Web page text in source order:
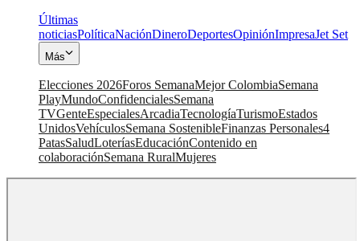
Últimas
noticiasPolíticaNaciónDineroDeportesOpiniónImpresaJet Set
Más
Elecciones 2026Foros SemanaMejor ColombiaSemana
PlayMundoConfidencialesSemana
TVGenteEspecialesArcadiaTecnologíaTurismoEstados
UnidosVehículosSemana SostenibleFinanzas Personales4
PatasSaludLoteríasEducaciónContenido en
colaboraciónSemana RuralMujeres